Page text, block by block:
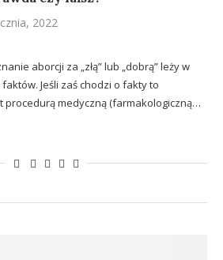
2022
aborcji za „złą” lub „dobrą” leży w
Jeśli zaś chodzi o fakty to
procedurą medyczną (farmakologiczną…